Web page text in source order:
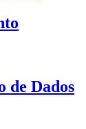
de Dados